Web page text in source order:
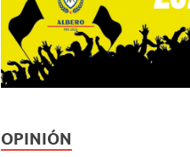
OPINIÓN